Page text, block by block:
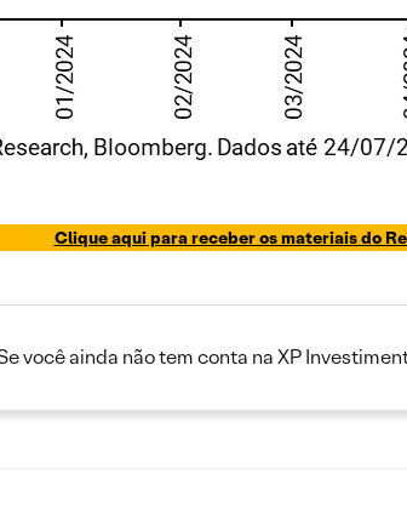
Clique aqui para receber os materiais do
você ainda não tem conta na XP